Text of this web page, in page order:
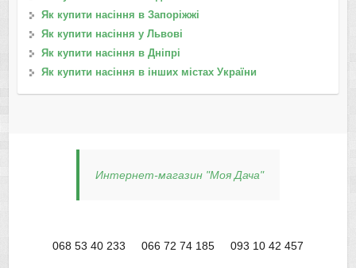
Як купити насіння в Запоріжжі
Як купити насіння у Львові
Як купити насіння в Дніпрі
Як купити насіння в інших містах України
Интернет-магазин "Моя Дача"
068 53 40 233 066 72 74 185 093 10 42 457